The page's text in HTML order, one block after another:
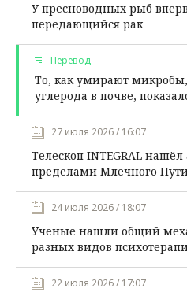
У пресноводных рыб
передающийся рак
Перевод
То, как умирают
углерода в почве,
27 июля 2026 / 16:07
Телескоп INTEGRAL
пределами Млечного
24 июля 2026 / 18:07
Ученые нашли общий
разных видов
22 июля 2026 / 17:07